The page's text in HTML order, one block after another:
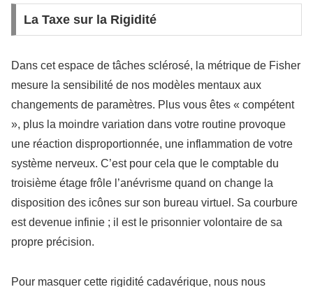
La Taxe sur la Rigidité
Dans cet espace de tâches sclérosé, la métrique de Fisher
mesure la sensibilité de nos modèles mentaux aux
changements de paramètres. Plus vous êtes « compétent
», plus la moindre variation dans votre routine provoque
une réaction disproportionnée, une inflammation de votre
système nerveux. C’est pour cela que le comptable du
troisième étage frôle l’anévrisme quand on change la
disposition des icônes sur son bureau virtuel. Sa courbure
est devenue infinie ; il est le prisonnier volontaire de sa
propre précision.
Pour masquer cette rigidité cadavérique, nous nous